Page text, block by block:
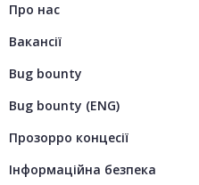
Про нас
Вакансії
Bug bounty
Bug bounty (ENG)
Прозорро концесії
Інформаційна безпека